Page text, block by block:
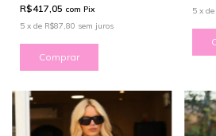
R$417,05 com Pix
5 x de R$87,80 sem juros
Comprar
5 x de